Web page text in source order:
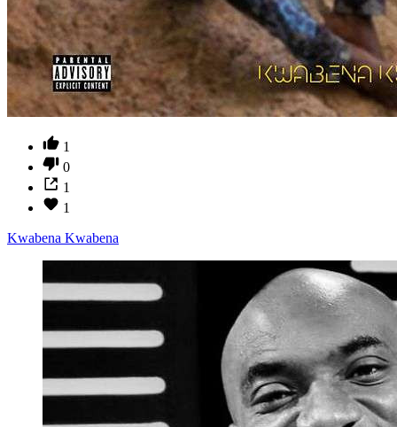
1
0
1
1
Kwabena Kwabena